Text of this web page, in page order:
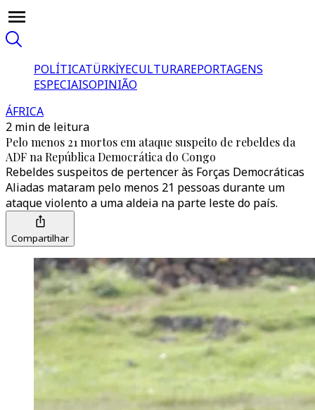
POLÍTICATÜRKİYECULTURAREPORTAGENS
ESPECIAISOPINIÃO
ÁFRICA
2 min de leitura
Pelo menos 21 mortos em ataque suspeito de rebeldes da
ADF na República Democrática do Congo
Rebeldes suspeitos de pertencer às Forças Democráticas
Aliadas mataram pelo menos 21 pessoas durante um
ataque violento a uma aldeia na parte leste do país.
Compartilhar